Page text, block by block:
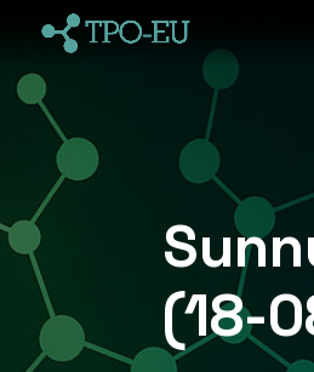
(18-